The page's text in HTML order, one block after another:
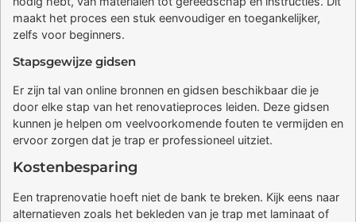
maakt het proces een stuk eenvoudiger en toegankelijker,
zelfs voor beginners.
Stapsgewijze gidsen
Er zijn tal van online bronnen en gidsen beschikbaar die je
door elke stap van het renovatieproces leiden. Deze gidsen
kunnen je helpen om veelvoorkomende fouten te vermijden en
ervoor zorgen dat je trap er professioneel uitziet.
Kostenbesparing
Een traprenovatie hoeft niet de bank te breken. Kijk eens naar
alternatieven zoals het bekleden van je trap met laminaat of